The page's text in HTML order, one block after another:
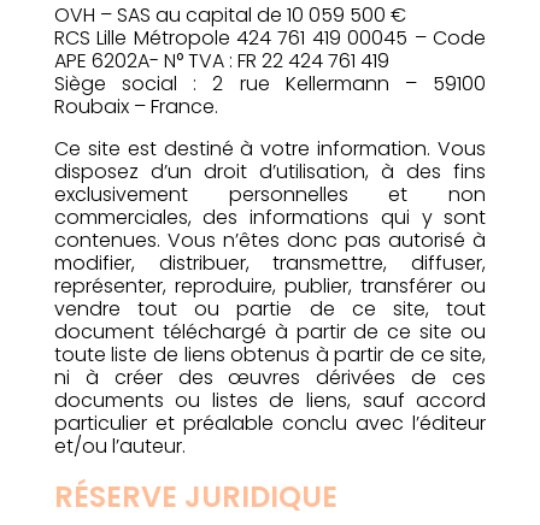
OVH – SAS au capital de 10 059 500 €
RCS Lille Métropole 424 761 419 00045 – Code
APE 6202A- N° TVA : FR 22 424 761 419
Siège social : 2 rue Kellermann – 59100
Roubaix – France.
Ce site est destiné à votre information. Vous
disposez d’un droit d’utilisation, à des fins
exclusivement personnelles et non
commerciales, des informations qui y sont
contenues. Vous n’êtes donc pas autorisé à
modifier, distribuer, transmettre, diffuser,
représenter, reproduire, publier, transférer ou
vendre tout ou partie de ce site, tout
document téléchargé à partir de ce site ou
toute liste de liens obtenus à partir de ce site,
ni à créer des œuvres dérivées de ces
documents ou listes de liens, sauf accord
particulier et préalable conclu avec l’éditeur
et/ou l’auteur.
RÉSERVE JURIDIQUE